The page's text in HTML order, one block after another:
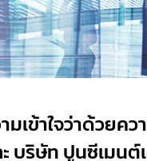
เข้าใจว่าด้วยค
บริษัท ปูนซีเมน